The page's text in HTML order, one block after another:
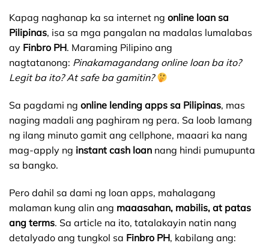
Kapag naghanap ka sa internet ng online loan sa
Pilipinas, isa sa mga pangalan na madalas lumalabas
ay Finbro PH. Maraming Pilipino ang
nagtatanong: Pinakamagandang online loan ba ito?
Legit ba ito? At safe ba gamitin?
Sa pagdami ng online lending apps sa Pilipinas, mas
naging madali ang paghiram ng pera. Sa loob lamang
ng ilang minuto gamit ang cellphone, maaari ka nang
mag-apply ng instant cash loan nang hindi pumupunta
sa bangko.
Pero dahil sa dami ng loan apps, mahalagang
malaman kung alin ang maaasahan, mabilis, at patas
ang terms. Sa article na ito, tatalakayin natin nang
detalyado ang tungkol sa Finbro PH, kabilang ang: